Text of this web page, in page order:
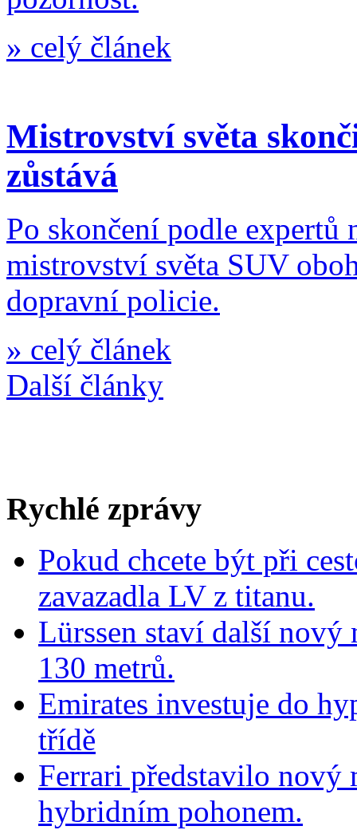
» celý článek
Mistrovství světa
zůstává
Po skončení podle expertů
mistrovství světa SUV
dopravní policie.
» celý článek
Další články
Rychlé zprávy
Pokud chcete být při
zavazadla LV z titanu.
Lürssen staví další nový
130 metrů.
Emirates investuje do
třídě
Ferrari představilo nový
hybridním pohonem.